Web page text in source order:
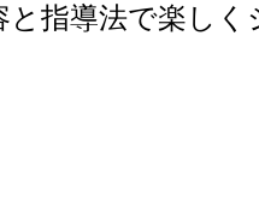
と指導法で楽し